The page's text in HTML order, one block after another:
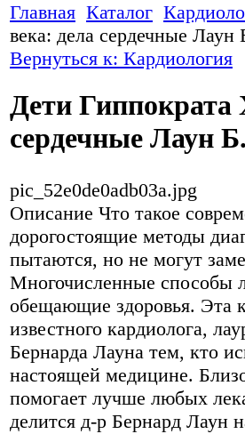
Главная Каталог
века: дела сердечные Лаун
Вернуться к: Кардиология
Дети Гиппократа
сердечные Лаун Б.
pic_52e0de0adb03a.jpg
Описание Что такое
дорогостоящие методы
пытаются, но не могут
Многочисленные способы
обещающие здоровья. Эта
известного кардиолога,
Бернарда Лауна тем, кто
настоящей медицине.
помогает лучше любых
делится д-р Бернард Лаун